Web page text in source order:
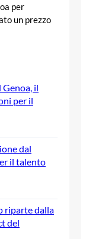
per
un prezzo
Genoa, il
per il
dal
il talento
riparte dalla
del